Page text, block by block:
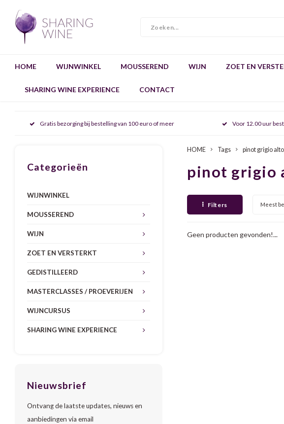
HOME WIJNWINKEL MOUSSEREND WIJN ZOET EN
SHARING WINE EXPERIENCE CONTACT
Gratis bezorging bij bestelling van 100 euro of meer Voor 12.00 uur
Categorieën
WIJNWINKEL
MOUSSEREND
WIJN
ZOET EN VERSTERKT
GEDISTILLEERD
MASTERCLASSES / PROEVERIJEN
WIJNCURSUS
SHARING WINE EXPERIENCE
Nieuwsbrief
Ontvang de laatste updates, nieuws en
aanbiedingen via email
HOME Tags pinot grigio
pinot grigio
Filters Meest
Geen producten gevonden!...